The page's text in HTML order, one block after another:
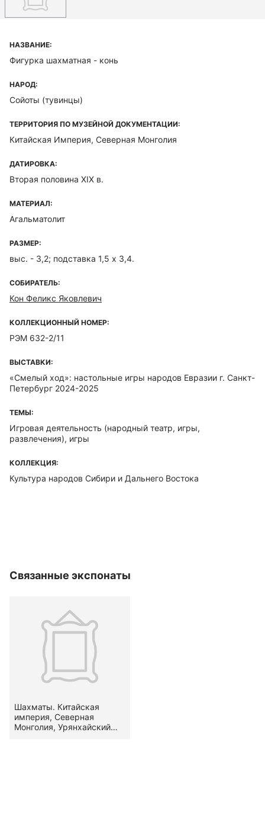
НАЗВАНИЕ:
Фигурка шахматная - конь
НАРОД:
Сойоты (тувинцы)
ТЕРРИТОРИЯ ПО МУЗЕЙНОЙ ДОКУМЕНТАЦИИ:
Китайская Империя, Северная Монголия
ДАТИРОВКА:
Вторая половина XIX в.
МАТЕРИАЛ:
Агальматолит
РАЗМЕР:
выс. - 3,2; подставка 1,5 х 3,4.
СОБИРАТЕЛЬ:
Кон Феликс Яковлевич
КОЛЛЕКЦИОННЫЙ НОМЕР:
РЭМ 632-2/11
ВЫСТАВКИ:
«Смелый ход»: настольные игры народов Евразии г. Санкт-
Петербург 2024-2025
ТЕМЫ:
Игровая деятельность (народный театр, игры,
развлечения), игры
КОЛЛЕКЦИЯ:
Культура народов Сибири и Дальнего Востока
Связанные экспонаты
Шахматы. Китайская
империя, Северная
Монголия, Урянхайский